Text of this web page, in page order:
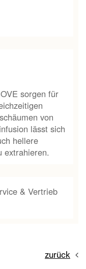
sorgen für
von
lässt sich
hellere
extrahieren.
& Vertrieb
zurück